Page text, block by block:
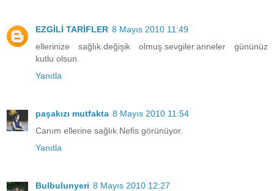
EZGİLİ TARİFLER 8 Mayıs 2010 11:49
ellerinize sağlık.değişik olmuş.sevgiler.anneler gününüz
kutlu olsun.
Yanıtla
paşakızı mutfakta 8 Mayıs 2010 11:54
Canım ellerine sağlık.Nefis görünüyor.
Yanıtla
Bulbulunyeri 8 Mayıs 2010 12:27